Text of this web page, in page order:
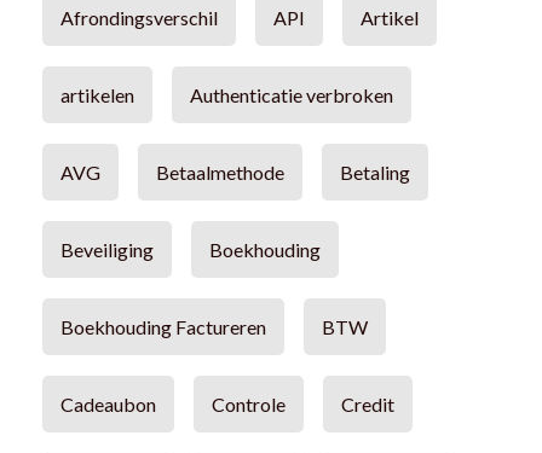
Afrondingsverschil API Artikel
artikelen Authenticatie verbroken
AVG Betaalmethode Betaling
Beveiliging Boekhouding
Boekhouding Factureren BTW
Cadeaubon Controle Credit